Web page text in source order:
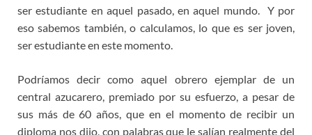
ser estudiante en aquel pasado, en aquel mundo. Y por
eso sabemos también, o calculamos, lo que es ser joven,
ser estudiante en este momento.
Podríamos decir como aquel obrero ejemplar de un
central azucarero, premiado por su esfuerzo, a pesar de
sus más de 60 años, que en el momento de recibir un
diploma nos dijo, con palabras que le salían realmente del